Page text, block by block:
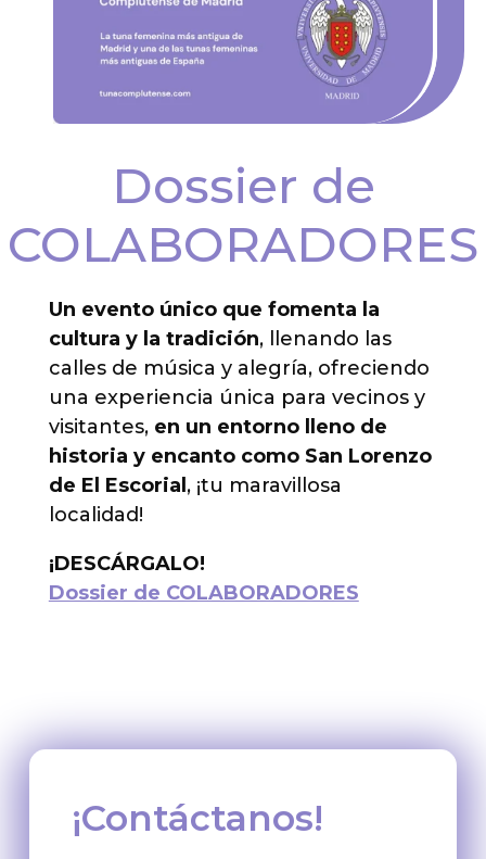
Dossier de
COLABORADORES
Un evento único que fomenta la
cultura y la tradición, llenando las
calles de música y alegría, ofreciendo
una experiencia única para vecinos y
visitantes, en un entorno lleno de
historia y encanto como San Lorenzo
de El Escorial , ¡tu maravillosa
localidad!
¡DESCÁRGALO!
Dossier de COLABORADORES
¡Contáctanos!